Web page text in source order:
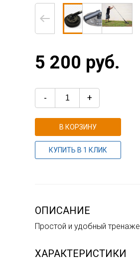
5 200 руб.
- +
В КОРЗИНУ
КУПИТЬ В 1 КЛИК
ОПИСАНИЕ
Простой и удобный
ХАРАКТЕРИСТИКИ